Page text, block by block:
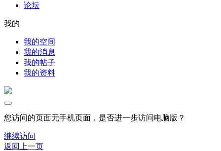
论坛
我的
我的空间
我的消息
我的帖子
我的资料
您访问的页面无手机页面，是否进一步访问电脑版？
继续访问
返回上一页